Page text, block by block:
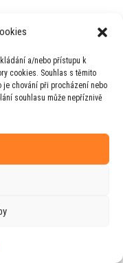
a/nebo přístupu k
cookies. Souhlas s těmito
je chování při procházení nebo
souhlasu může nepříznivě
stránky Jiřího